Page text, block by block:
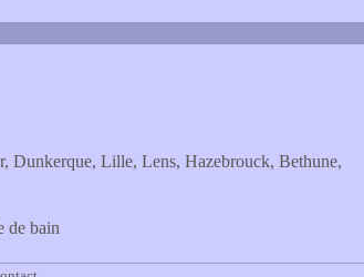
Dunkerque, Lille, Lens, Hazebrouck, Bethune,
de bain